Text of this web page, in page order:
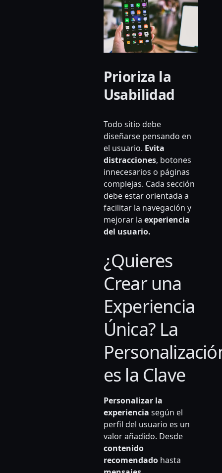
Prioriza la
Usabilidad
Todo sitio debe
diseñarse pensando en
el usuario. Evita
distracciones, botones
innecesarios o páginas
complejas. Cada sección
debe estar orientada a
facilitar la navegación y
mejorar la experiencia
del usuario.
¿Quieres
Crear una
Experiencia
Única? La
es la Clave
Personalizar la
experiencia según el
perfil del usuario es un
valor añadido. Desde
contenido
recomendadohasta